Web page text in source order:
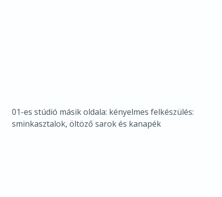
01-es stúdió másik oldala: kényelmes felkészülés:
sminkasztalok, öltöző sarok és kanapék